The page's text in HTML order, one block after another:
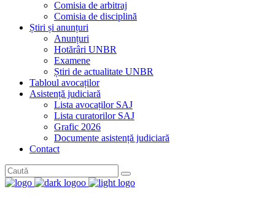
Comisia de arbitraj
Comisia de disciplină
Știri și anunțuri
Anunțuri
Hotărâri UNBR
Examene
Știri de actualitate UNBR
Tabloul avocaților
Asistență judiciară
Lista avocaților SAJ
Lista curatorilor SAJ
Grafic 2026
Documente asistență judiciară
Contact